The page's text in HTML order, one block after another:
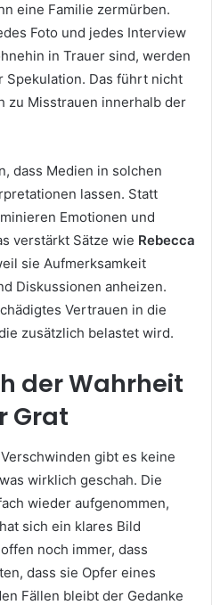
eine Familie zermürben.
Foto und jedes Interview
in Trauer sind, werden
Das führt nicht
zu Misstrauen innerhalb der
dass Medien in solchen
lassen. Statt
Emotionen und
verstärkt Sätze wie Rebecca
sie Aufmerksamkeit
Diskussionen anheizen.
Vertrauen in die
zusätzlich belastet wird.
der Wahrheit
Grat
gibt es keine
wirklich geschah. Die
wieder aufgenommen,
sich ein klares Bild
noch immer, dass
dass sie Opfer eines
Fällen bleibt der Gedanke